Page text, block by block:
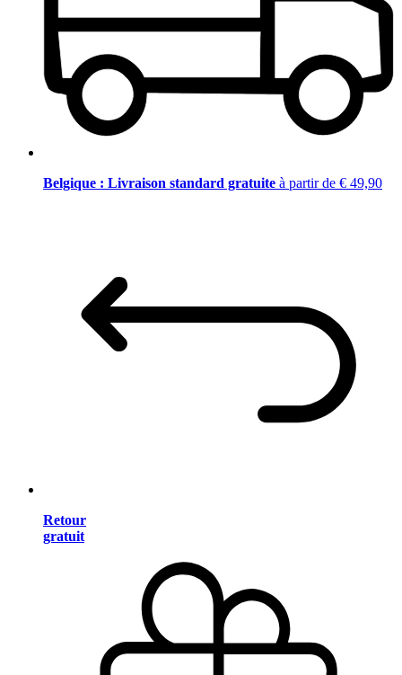
Belgique : Livraison standard gratuite à partir de € 49,90
Retour
gratuit